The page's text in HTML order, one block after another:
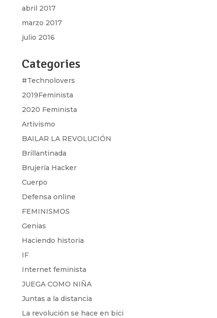
abril 2017
marzo 2017
julio 2016
Categories
#Technolovers
2019Feminista
2020 Feminista
Artivismo
BAILAR LA REVOLUCIÓN
Brillantinada
Brujería Hacker
Cuerpo
Defensa online
FEMINISMOS
Genias
Haciendo historia
IF
Internet feminista
JUEGA COMO NIÑA
Juntas a la distancia
La revolución se hace en bici